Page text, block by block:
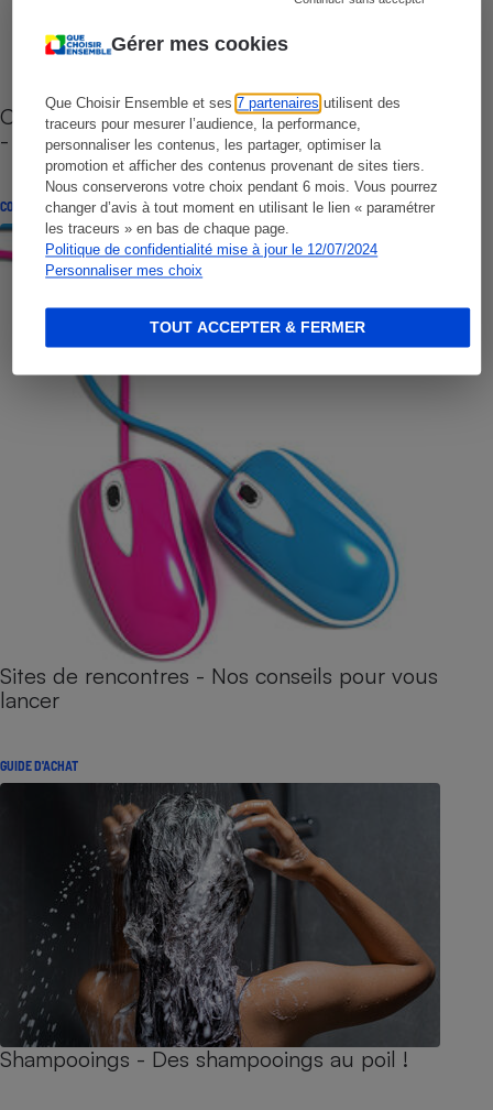
Gérer mes cookies
Que Choisir Ensemble et ses7 partenaires utilisent des
traceurs pour mesurer l’audience, la performance,
personnaliser les contenus, les partager, optimiser la
promotion et afficher des contenus provenant de sites tiers.
Nous conserverons votre choix pendant 6 mois. Vous pourrez
changer d’avis à tout moment en utilisant le lien « paramétrer
les traceurs » en bas de chaque page.
Politique de confidentialité mise à jour le 12/07/2024
Personnaliser mes choix
TOUT ACCEPTER & FERMER
Cafetière à capsules zéro déchet CoffeeB (vidéo)
- Premières impressions
CONSEILS
Sites de rencontres - Nos conseils pour vous
lancer
GUIDE D'ACHAT
Shampooings - Des shampooings au poil !